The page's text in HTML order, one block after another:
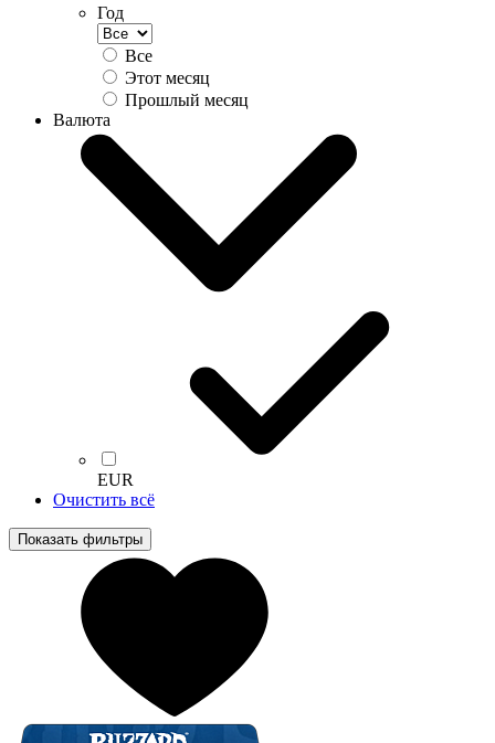
Год
Все
Этот месяц
Прошлый месяц
Валюта
EUR
Очистить всё
Показать фильтры